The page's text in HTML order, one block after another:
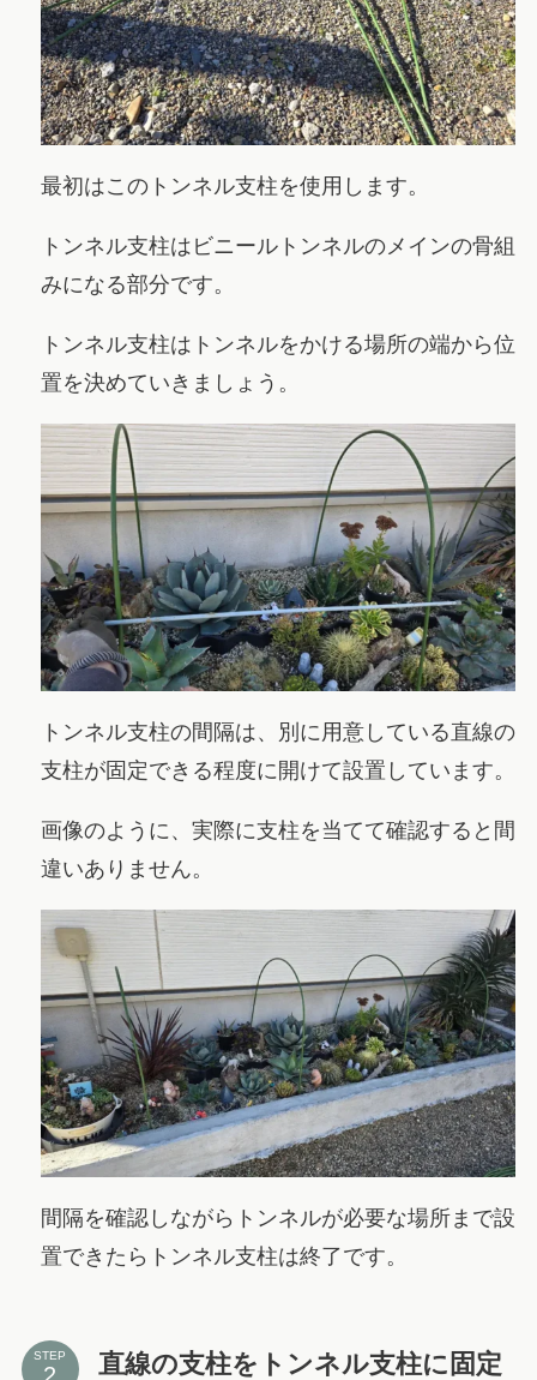
最初はこのトンネル支柱を使用します。
トンネル支柱はビニールトンネルのメインの骨組
みになる部分です。
トンネル支柱はトンネルをかける場所の端から位
置を決めていきましょう。
トンネル支柱の間隔は、別に用意している直線の
支柱が固定できる程度に開けて設置しています。
画像のように、実際に支柱を当てて確認すると間
違いありません。
間隔を確認しながらトンネルが必要な場所まで設
置できたらトンネル支柱は終了です。
STEP
直線の支柱をトンネル支柱に固定